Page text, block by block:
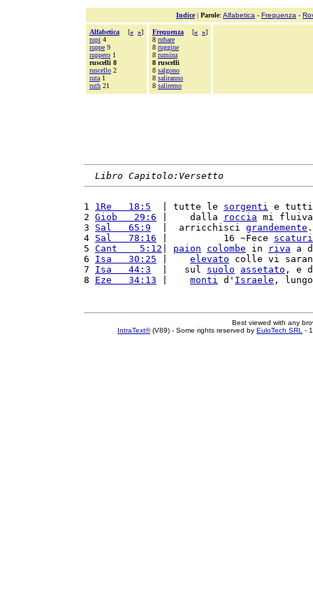
Indice| Parole: Alfabetica - Frequenza -
Alfabetica [« »]
rupi 4
ruppe 9
ruppero 1
ruscelli 8
ruscello 2
ruta 1
ruth 21
Frequenza [« »]
8 rubare
8 ruggine
8 rumina
8 ruscelli
8 salgono
8 saliranno
8 saliremo
Libro Capitolo:Versetto
1 1Re   18:5
  | tutte le
sorgenti e
2 Giob   29:6 |    dalla roccia mi
3 Sal   65:9
  |  arricchisci
grandemente
4 Sal   78:16 |          16 ~Fece
5 Cant    5:12 paion colombe in riva a
6 Isa   30:25 elevato colle vi
7 Isa   44:3
  |   sul
suolo assetato , e
8 Eze   34:13 monti d' Israele ,
Best viewed with any
IntraText®(V89) - Some rights reserved by EuloTech SRL -